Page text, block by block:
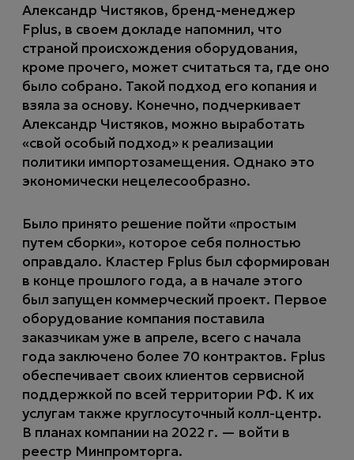
Александр Чистяков, бренд-менеджер
Fplus, в своем докладе напомнил, что
страной происхождения оборудования,
кроме прочего, может считаться та, где оно
было собрано. Такой подход его копания и
взяла за основу. Конечно, подчеркивает
Александр Чистяков, можно выработать
«свой особый подход» к реализации
политики импортозамещения. Однако это
экономически нецелесообразно.
Было принято решение пойти «простым
путем сборки», которое себя полностью
оправдало. Кластер Fplus был сформирован
в конце прошлого года, а в начале этого
был запущен коммерческий проект. Первое
оборудование компания поставила
заказчикам уже в апреле, всего с начала
года заключено более 70 контрактов. Fplus
обеспечивает своих клиентов сервисной
поддержкой по всей территории РФ. К их
услугам также круглосуточный колл-центр.
В планах компании на 2022 г. — войти в
реестр Минпромторга.